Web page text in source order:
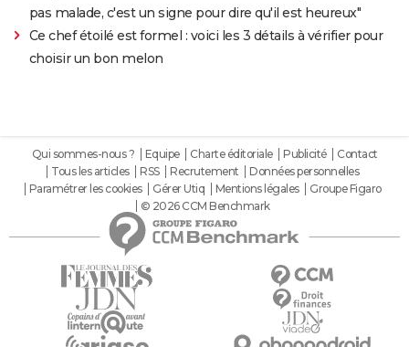
pas malade, c'est un signe pour dire qu'il est heureux"
Ce chef étoilé est formel : voici les 3 détails à vérifier pour
choisir un bon melon
Qui sommes-nous ? Equipe Charte éditoriale Publicité
Contact
Tous les articles
RSS Recrutement
Données personnelles
Paramétrer les cookies
Gérer Utiq Mentions légales
Groupe Figaro
© 2026 CCM Benchmark